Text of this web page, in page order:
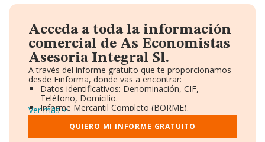
Acceda a toda la información
comercial de As Economistas
Asesoria Integral Sl.
A través del informe gratuito que te proporcionamos
desde Einforma, donde vas a encontrar:
Datos identificativos: Denominación, CIF,
Teléfono, Domicilio.
Informe Mercantil Completo (BORME).
Gráficos de Evolución Ventas y Empleados.
Consejo de Administración y Administradores.
Directivos y Ejecutivos.
Ver más
QUIERO MI INFORME GRATUITO